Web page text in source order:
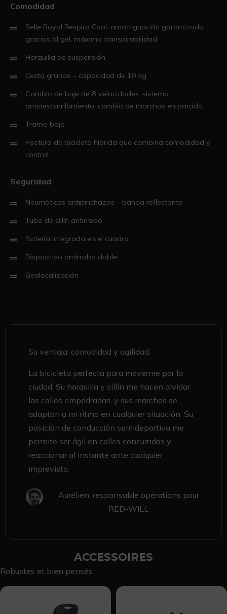
Comodidad
Selle Royal Respiro Cool: amortiguación garantizada
gracias al gel, máxima transpirabilidad.
Horquilla de suspensión
Cesta grande – capacidad de 10 kg
Cambio de buje de 8 velocidades: sistema
antidescarrilamiento, cambio de marchas en parado.
Tramo bajo
Postura de bicicleta híbrida que combina comodidad y
control.
Seguridad
Neumáticos antipinchazos – banda reflectante
Tubo de sillín antirrobo
Batería integrada en el cuadro
Dispositivo antirrobo doble
Geolocalización
Su ventaja: comodidad y agilidad.
La bicicleta perfecta para moverme por la
ciudad. Su horquilla y sillín me hacen olvidar
las calles empedradas, y sus marchas se
adaptan a mi ritmo en cualquier situación. Su
posición de conducción semideportiva me
permite ser ágil en calles concurridas y
reaccionar al instante ante cualquier
imprevisto.
Aurélien, responsable opérations pour
RED-WILL
ACCESSOIRES
Robustes et bien pensés